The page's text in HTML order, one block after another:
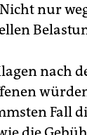
nur
nach
Fall